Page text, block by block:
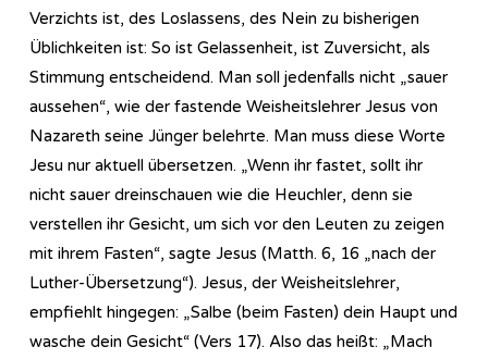
Verzichts ist, des Loslassens, des Nein zu bisherigen
Üblichkeiten ist: So ist Gelassenheit, ist Zuversicht, als
Stimmung entscheidend. Man soll jedenfalls nicht „sauer
aussehen“, wie der fastende Weisheitslehrer Jesus von
Nazareth seine Jünger belehrte. Man muss diese Worte
Jesu nur aktuell übersetzen. „Wenn ihr fastet, sollt ihr
nicht sauer dreinschauen wie die Heuchler, denn sie
verstellen ihr Gesicht, um sich vor den Leuten zu zeigen
mit ihrem Fasten“, sagte Jesus (Matth. 6, 16 „nach der
Luther-Übersetzung“). Jesus, der Weisheitslehrer,
empfiehlt hingegen: „Salbe (beim Fasten) dein Haupt und
wasche dein Gesicht“ (Vers 17). Also das heißt: „Mach